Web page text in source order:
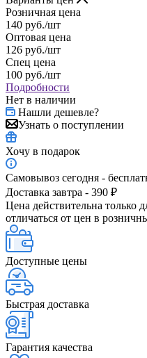
Розничная цена
140 руб./шт
Оптовая цена
126 руб./шт
Спец цена
100 руб./шт
Подробности
Нет в наличии
Нашли дешевле?
Узнать о поступлении
Хочу в подарок
Самовывоз сегодня -
Доставка завтра - 390 ₽
Цена действительна только
отличаться от цен в
Доступные цены
Быстрая доставка
Гарантия качества